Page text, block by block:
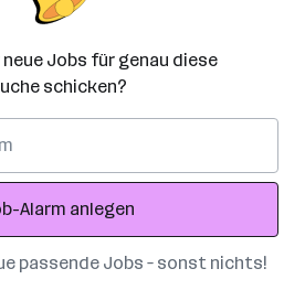
neue Jobs für genau diese
schicken?
Alarm anlegen
passende Jobs – sonst nichts!